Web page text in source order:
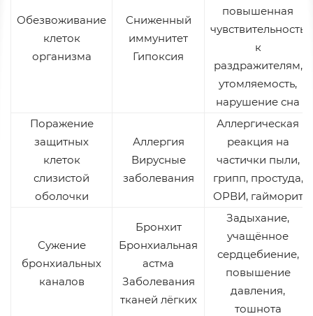
Обезвоживание
клеток
организма
Сниженный
иммунитет
Гипоксия
повышенная
чувствительность
к
раздражителям,
утомляемость,
нарушение сна
Поражение
защитных
клеток
слизистой
оболочки
Аллергия
Вирусные
заболевания
Аллергическая
реакция на
частички пыли,
грипп, простуда,
ОРВИ, гайморит
Сужение
бронхиальных
каналов
Бронхит
Бронхиальная
астма
Заболевания
тканей лёгких
Задыхание,
учащённое
сердцебиение,
повышение
давления,
тошнота